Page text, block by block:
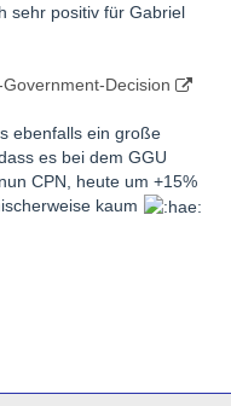
sehr positiv für Gabriel
Decision
ebenfalls ein große
es bei dem GGU
CPN, heute um +15%
kaum